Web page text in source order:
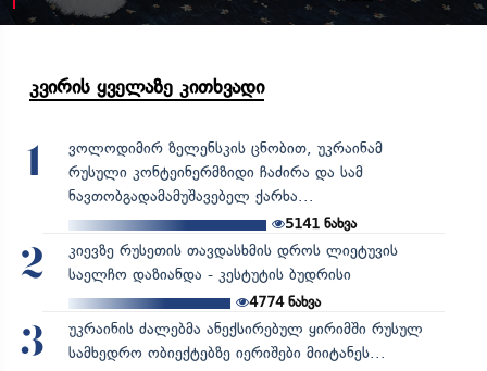
კვირის ყველაზე კითხვადი
1
ვოლოდიმირ ზელენსკის ცნობით, უკრაინამ
რუსული კონტეინერმზიდი ჩაძირა და სამ
ნავთობგადამამუშავებელ ქარხა...
5141 ნახვა
2
კიევზე რუსეთის თავდასხმის დროს ლიეტუვის
საელჩო დაზიანდა - კესტუტის ბუდრისი
4774ნახვა
3
უკრაინის ძალებმა ანექსირებულ ყირიმში რუსულ
სამხედრო ობიექტებზე იერიშები მიიტანეს...